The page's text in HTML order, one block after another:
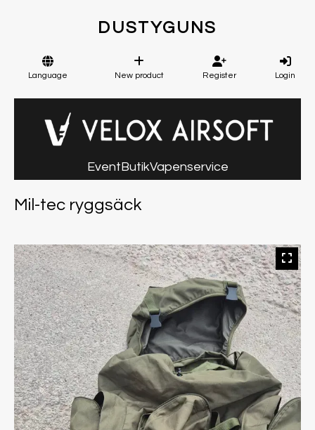
DUSTYGUNS
Language New product Register Login
EventButikVapenservice
Mil-tec ryggsäck